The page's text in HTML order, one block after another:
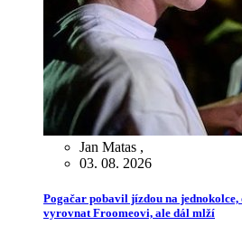
Jan Matas ,
03. 08. 2026
Pogačar pobavil jízdou na jednokolce,
vyrovnat Froomeovi, ale dál mlží